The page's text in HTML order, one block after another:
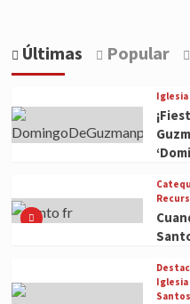
Últimas Popular
Iglesia
Iglesia
Santos